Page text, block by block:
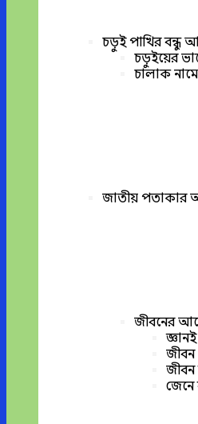
চড়ুই পাখির বন্ধু
চড়ুইয়ের
চালাক
জাতীয় পতাকার
জীবনের
জেনে